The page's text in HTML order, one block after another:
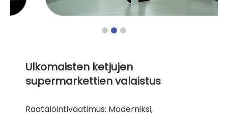
Ulkomaisten ketjujen
supermarkettien valaistus
Räätälöintivaatimus: Moderniksi,